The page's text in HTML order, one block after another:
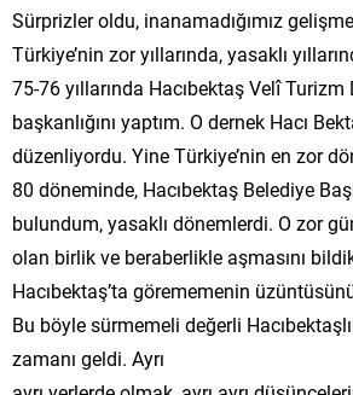
Sürprizler oldu, inanamadığımız
Türkiye’nin zor yıllarında, yasaklı
75-76 yıllarında Hacıbektaş Velî Turizm
başkanlığını yaptım. O dernek Hacı
düzenliyordu. Yine Türkiye’nin en zor
80 döneminde, Hacıbektaş Belediye
bulundum, yasaklı dönemlerdi. O zor
olan birlik ve beraberlikle aşmasını
Hacıbektaş’ta görememenin
Bu böyle sürmemeli değerli
zamanı geldi. Ayrı